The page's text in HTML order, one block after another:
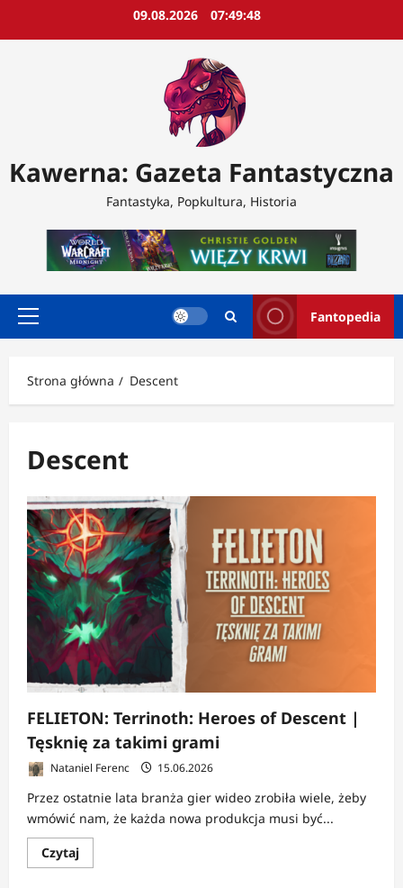
09.08.2026 07:49:50
Kawerna: Gazeta Fantastyczna
Fantastyka, Popkultura, Historia
Menu
Fantopedia
Strona główna Descent
Descent
FELIETON: Terrinoth: Heroes of Descent |
Tęsknię za takimi grami
Nataniel Ferenc 15.06.2026
Przez ostatnie lata branża gier wideo zrobiła wiele, żeby
wmówić nam, że każda nowa produkcja musi być...
CzytajDowiedz
się